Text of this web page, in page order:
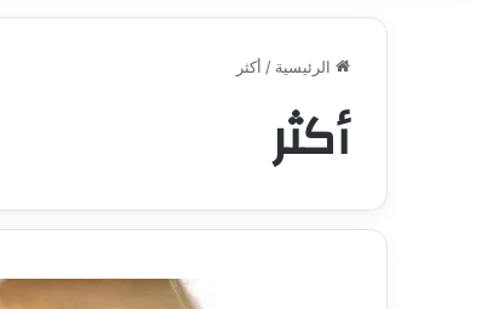
الرئيسية / أكثر
أكثر